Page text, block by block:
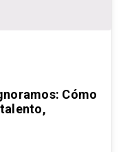
Cómo